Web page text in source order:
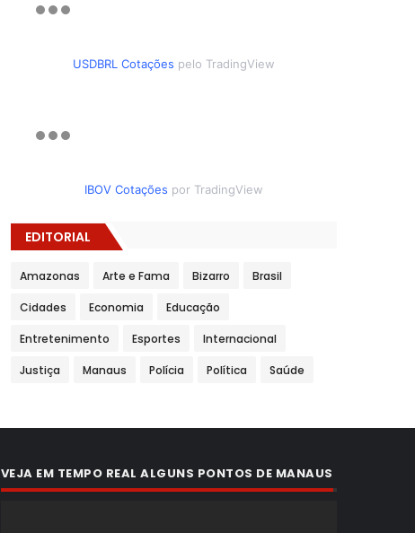
USDBRL Cotações pelo TradingView
IBOV Cotações por TradingView
EDITORIAL
Amazonas Arte e Fama Bizarro Brasil
Cidades Economia Educação
Entretenimento Esportes Internacional
Justiça Manaus Polícia Política Saúde
VEJA EM TEMPO REAL ALGUNS PONTOS DE MANAUS